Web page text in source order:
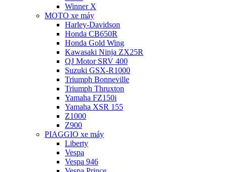
Winner X
MOTO xe máy
Harley-Davidson
Honda CB650R
Honda Gold Wing
Kawasaki Ninja ZX25R
QJ Motor SRV 400
Suzuki GSX-R1000
Triumph Bonneville
Triumph Thruxton
Yamaha FZ150i
Yamaha XSR 155
Z1000
Z900
PIAGGIO xe máy
Liberty
Vespa
Vespa 946